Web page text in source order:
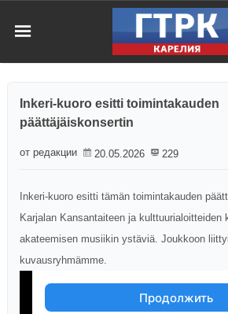
Inkeri-kuoro esitti toimintakauden
päättäjäiskonsertin
от редакции 20.05.2026 229
Inkeri-kuoro esitti tämän toimintakauden
Karjalan Kansantaiteen ja kulttuurialoitteiden
akateemisen musiikin ystäviä. Joukkoon
kuvausryhmämme.